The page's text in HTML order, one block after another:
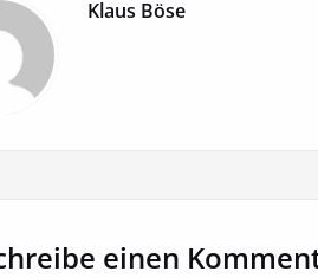
Klaus Böse
einen